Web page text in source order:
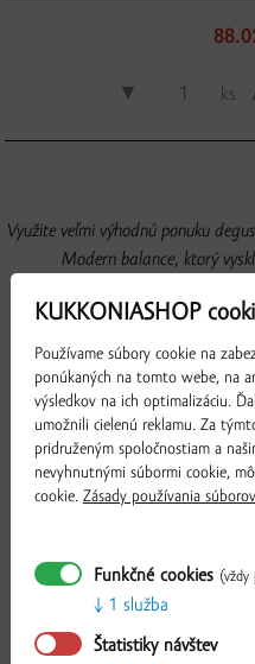
▼ ks
Využite veľmi výhodnú ponuku
Modern balance, ktorý
1 ks
1 ks
1 ks
1 ks Cserszegi
1 ks
+
KUKKONIASHOP
Používame súbory cookie na
ponúkaných na tomto webe, na
výsledkov na ich optimalizáciu.
umožnili cielenú reklamu. Za
pridruženým spoločnostiam a
nevyhnutnými súbormi cookie,
cookie. Zásady používania
Funkčné cookies (vždy
1 služba
Štatistiky návštev